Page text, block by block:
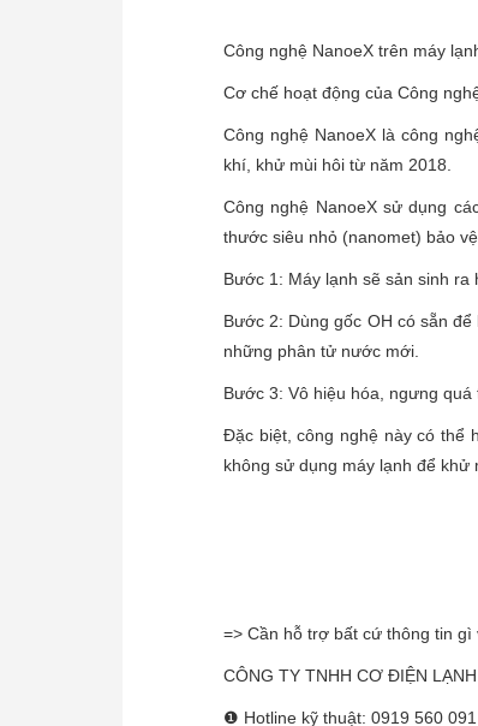
Công nghệ NanoeX trên máy
Cơ chế hoạt động của Công
Công nghệ NanoeX là công
khí, khử mùi hôi từ năm 2018.
Công nghệ NanoeX sử dụng
thước siêu nhỏ (nanomet) bảo
Bước 1: Máy lạnh sẽ sản sinh ra
Bước 2: Dùng gốc OH có sẵn
những phân tử nước mới.
Bước 3: Vô hiệu hóa, ngưng
Đặc biệt, công nghệ này có thể
không sử dụng máy lạnh để khử
=> Cần hỗ trợ bất cứ thông tin gì
CÔNG TY TNHH CƠ ĐIỆN
❶ Hotline kỹ thuật: 0919 560